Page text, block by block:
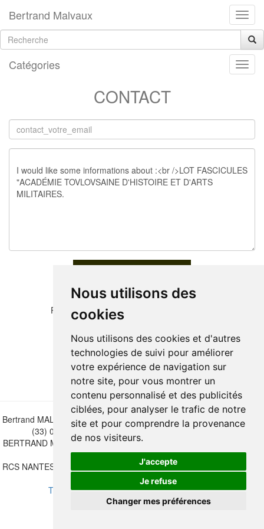
Nous utilisons des
cookies
Nous utilisons des cookies et d'autres
technologies de suivi pour améliorer
votre expérience de navigation sur
notre site, pour vous montrer un
contenu personnalisé et des publicités
ciblées, pour analyser le trafic de notre
site et pour comprendre la provenance
de nos visiteurs.
J'accepte
Je refuse
Changer mes préférences
Bertrand Malvaux
Catégories
CONTACT
Please copy the letters and numbers below:
Bertrand MALVAUX - 22 rue Crébillon, 44000 Nantes - FRANCE - Tél.
(33) 02 40 733 600 — bertrand.malvaux@wanadoo.fr
BERTRAND MALVAUX - ÉDITIONS DU CANONNIER SARL au capital
de 47.000 EUROS
RCS NANTES B 442 295 077 - N° INTRACOMMUNAUTAIRE CEE FR
30 442 295 077
Terms of sales-Update cookies preferences